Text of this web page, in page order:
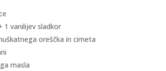
vanilijev sladkor
oreščka in cimeta
masla